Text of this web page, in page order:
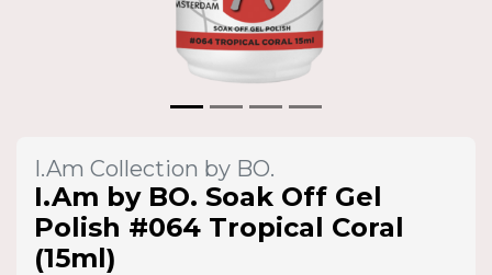
I.Am Collection by BO.
I.Am by BO. Soak Off Gel
Polish #064 Tropical Coral
(15ml)